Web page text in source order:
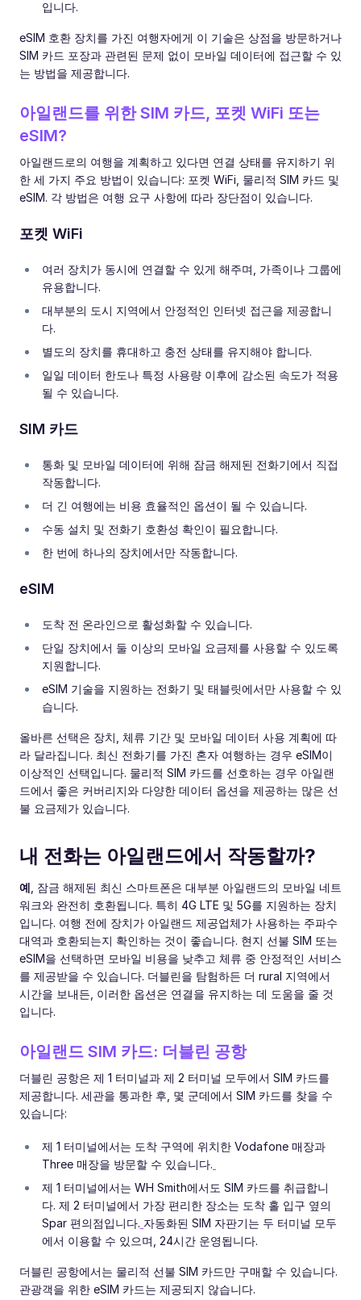
입니다.
eSIM 호환 장치를 가진 여행자에게 이 기술은 상점을 방문하거나
SIM 카드 포장과 관련된 문제 없이 모바일 데이터에 접근할 수 있
는 방법을 제공합니다.
아일랜드를 위한 SIM 카드, 포켓 WiFi 또는
eSIM?
아일랜드로의 여행을 계획하고 있다면 연결 상태를 유지하기 위
한 세 가지 주요 방법이 있습니다: 포켓 WiFi, 물리적 SIM 카드 및
eSIM. 각 방법은 여행 요구 사항에 따라 장단점이 있습니다.
포켓 WiFi
여러 장치가 동시에 연결할 수 있게 해주며, 가족이나 그룹에
유용합니다.
대부분의 도시 지역에서 안정적인 인터넷 접근을 제공합니
다.
별도의 장치를 휴대하고 충전 상태를 유지해야 합니다.
일일 데이터 한도나 특정 사용량 이후에 감소된 속도가 적용
될 수 있습니다.
SIM 카드
통화 및 모바일 데이터에 위해 잠금 해제된 전화기에서 직접
작동합니다.
더 긴 여행에는 비용 효율적인 옵션이 될 수 있습니다.
수동 설치 및 전화기 호환성 확인이 필요합니다.
한 번에 하나의 장치에서만 작동합니다.
eSIM
도착 전 온라인으로 활성화할 수 있습니다.
단일 장치에서 둘 이상의 모바일 요금제를 사용할 수 있도록
지원합니다.
eSIM 기술을 지원하는 전화기 및 태블릿에서만 사용할 수 있
습니다.
올바른 선택은 장치, 체류 기간 및 모바일 데이터 사용 계획에 따
라 달라집니다. 최신 전화기를 가진 혼자 여행하는 경우 eSIM이
이상적인 선택입니다. 물리적 SIM 카드를 선호하는 경우 아일랜
드에서 좋은 커버리지와 다양한 데이터 옵션을 제공하는 많은 선
불 요금제가 있습니다.
내 전화는 아일랜드에서 작동할까?
예 , 잠금 해제된 최신 스마트폰은 대부분 아일랜드의 모바일 네트
워크와 완전히 호환됩니다. 특히 4G LTE 및 5G를 지원하는 장치
입니다. 여행 전에 장치가 아일랜드 제공업체가 사용하는 주파수
대역과 호환되는지 확인하는 것이 좋습니다. 현지 선불 SIM 또는
eSIM을 선택하면 모바일 비용을 낮추고 체류 중 안정적인 서비스
를 제공받을 수 있습니다. 더블린을 탐험하든 더 rural 지역에서
시간을 보내든, 이러한 옵션은 연결을 유지하는 데 도움을 줄 것
입니다.
아일랜드 SIM 카드: 더블린 공항
더블린 공항은 제 1 터미널과 제 2 터미널 모두에서 SIM 카드를
제공합니다. 세관을 통과한 후, 몇 군데에서 SIM 카드를 찾을 수
있습니다:
제 1 터미널에서는 도착 구역에 위치한 Vodafone 매장과
Three 매장을 방문할 수 있습니다.
제 1 터미널에서는 WH Smith에서도 SIM 카드를 취급합니
다. 제 2 터미널에서 가장 편리한 장소는 도착 홀 입구 옆의
Spar 편의점입니다. 자동화된 SIM 자판기는 두 터미널 모두
에서 이용할 수 있으며, 24시간 운영됩니다.
더블린 공항에서는 물리적 선불 SIM 카드만 구매할 수 있습니다.
관광객을 위한 eSIM 카드는 제공되지 않습니다.